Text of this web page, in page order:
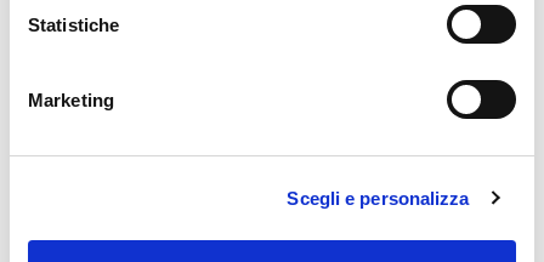
Statistiche
Marketing
Scegli e personalizza
SCARICA MANUALE PDF